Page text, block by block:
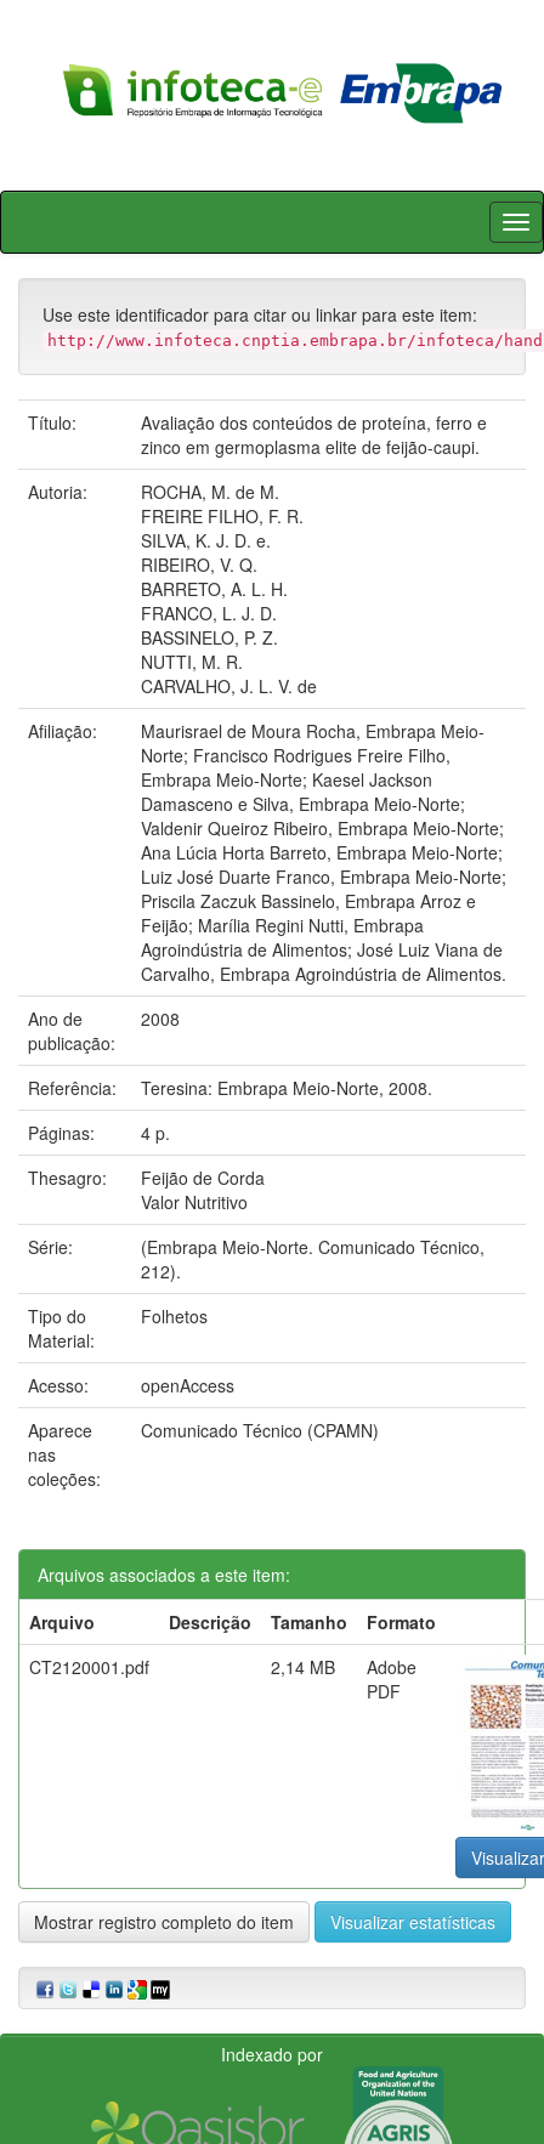
Skip
Use este identificador para citar ou linkar para este item:
http://www.infoteca.cnptia.embrapa.br/infoteca/
Título:
Avaliação dos conteúdos de proteína, ferro e
zinco em germoplasma elite de feijão-caupi.
Autoria:
ROCHA, M. de M.
FREIRE FILHO, F. R.
SILVA, K. J. D. e.
RIBEIRO, V. Q.
BARRETO, A. L. H.
FRANCO, L. J. D.
BASSINELO, P. Z.
NUTTI, M. R.
CARVALHO, J. L. V. de
Afiliação:
Maurisrael de Moura Rocha, Embrapa Meio-
Norte; Francisco Rodrigues Freire Filho,
Embrapa Meio-Norte; Kaesel Jackson
Damasceno e Silva, Embrapa Meio-Norte;
Valdenir Queiroz Ribeiro, Embrapa Meio-Norte;
Ana Lúcia Horta Barreto, Embrapa Meio-Norte;
Luiz José Duarte Franco, Embrapa Meio-Norte;
Priscila Zaczuk Bassinelo, Embrapa Arroz e
Feijão; Marília Regini Nutti, Embrapa
Agroindústria de Alimentos; José Luiz Viana de
Carvalho, Embrapa Agroindústria de Alimentos.
Ano de
publicação:
2008
Referência:
Teresina: Embrapa Meio-Norte, 2008.
Páginas:
4 p.
Thesagro:
Feijão de Corda
Valor Nutritivo
Série:
(Embrapa Meio-Norte. Comunicado Técnico,
212).
Tipo do
Material:
Folhetos
Acesso:
openAccess
Aparece
nas
coleções:
Comunicado Técnico (CPAMN)
Arquivos associados a este item:
Arquivo
Descrição Tamanho
Formato
CT2120001.pdf
2,14 MB
Adobe
PDF
Mostrar registro completo do item Visualizar estatísticas
Indexado por